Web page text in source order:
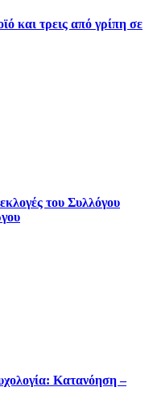
και τρεις από γρίπη σε
του Συλλόγου
Κατανόηση –